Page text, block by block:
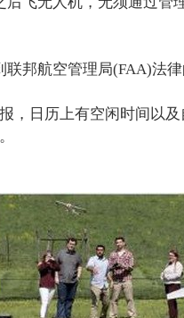
邦航空管理局(FAA)法律
，日历上有空闲时间以及